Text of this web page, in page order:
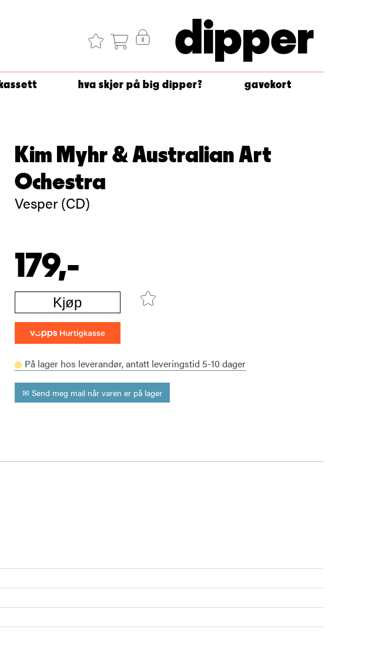
dipper
kassett hva skjer på big dipper? gavekort
Kim Myhr & Australian Art
Ochestra
Vesper (CD)
179,-
Kjøp
På lager hos leverandør,antatt leveringstid 5-10 dager
✉ Send meg mail når varen er på lager